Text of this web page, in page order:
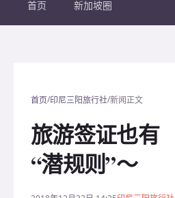
首页 新加坡圈
首页/印尼三阳旅行社/新闻正文
旅游签证也有
“潜规则”～